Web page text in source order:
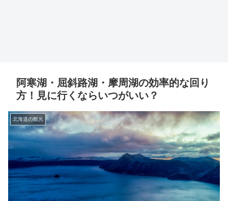
阿寒湖・屈斜路湖・摩周湖の効率的な回り
方！見に行くならいつがいい？
北海道の観光